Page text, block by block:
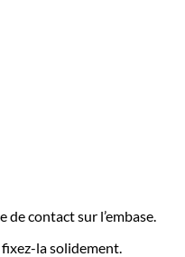
de contact sur l’embase.
la solidement.